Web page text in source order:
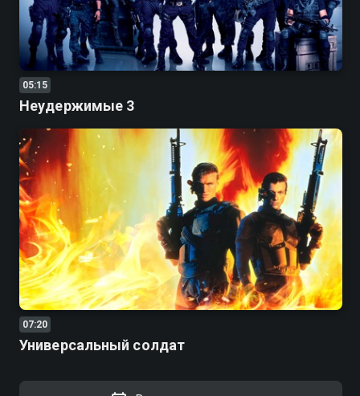
05:15
Неудержимые 3
07:20
Универсальный солдат